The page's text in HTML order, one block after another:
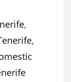
,
,